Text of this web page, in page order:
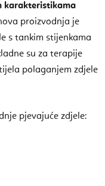
karakteristikama
proizvodnja je
s tankim stijenkama
su za terapije
polaganjem zdjele
pjevajuće zdjele: